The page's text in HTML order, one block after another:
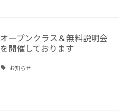
オープンクラス＆無料説明会
を開催しております
お知らせ